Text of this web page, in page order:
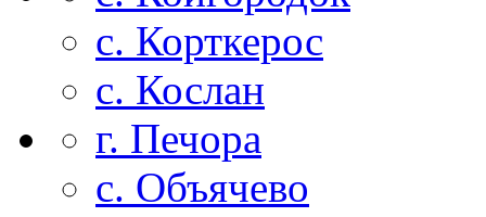
с. Корткерос
с. Кослан
г. Печора
с. Объячево